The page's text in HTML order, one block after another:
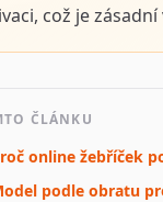
což je
ČLÁNKU
online žebříček
podle obratu